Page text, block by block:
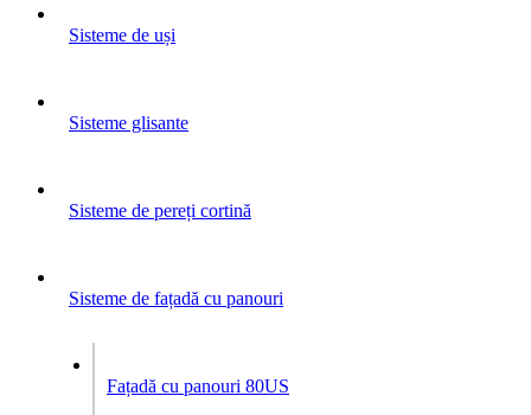
Sisteme de uși
Sisteme glisante
Sisteme de pereți cortină
Sisteme de fațadă cu panouri
Fațadă cu panouri 80US